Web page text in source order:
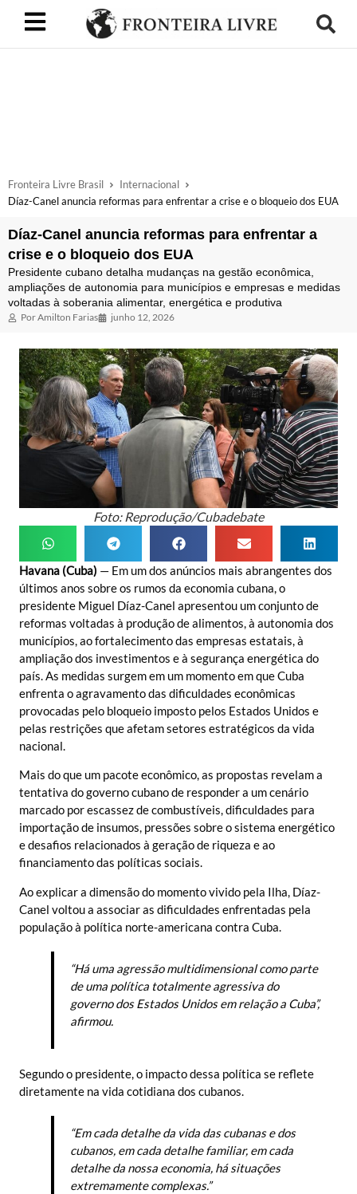
Fronteira Livre Brasil
Internacional
Díaz-Canel anuncia reformas para enfrentar a crise e o bloqueio dos EUA
Díaz-Canel anuncia reformas para enfrentar a
crise e o bloqueio dos EUA
Presidente cubano detalha mudanças na gestão econômica,
ampliações de autonomia para municípios e empresas e medidas
voltadas à soberania alimentar, energética e produtiva
PorAmilton Farias junho 12, 2026
Foto: Reprodução/Cubadebate
Havana (Cuba) — Em um dos anúncios mais abrangentes dos
últimos anos sobre os rumos da economia cubana, o
presidente Miguel Díaz-Canel apresentou um conjunto de
reformas voltadas à produção de alimentos, à autonomia dos
municípios, ao fortalecimento das empresas estatais, à
ampliação dos investimentos e à segurança energética do
país. As medidas surgem em um momento em que Cuba
enfrenta o agravamento das dificuldades econômicas
provocadas pelo bloqueio imposto pelos Estados Unidos e
pelas restrições que afetam setores estratégicos da vida
nacional.
Mais do que um pacote econômico, as propostas revelam a
tentativa do governo cubano de responder a um cenário
marcado por escassez de combustíveis, dificuldades para
importação de insumos, pressões sobre o sistema energético
e desafios relacionados à geração de riqueza e ao
financiamento das políticas sociais.
Ao explicar a dimensão do momento vivido pela Ilha, Díaz-
Canel voltou a associar as dificuldades enfrentadas pela
população à política norte-americana contra Cuba.
“Há uma agressão multidimensional como parte
de uma política totalmente agressiva do
governo dos Estados Unidos em relação a Cuba”,
afirmou.
Segundo o presidente, o impacto dessa política se reflete
diretamente na vida cotidiana dos cubanos.
“Em cada detalhe da vida das cubanas e dos
cubanos, em cada detalhe familiar, em cada
detalhe da nossa economia, há situações
extremamente complexas.”